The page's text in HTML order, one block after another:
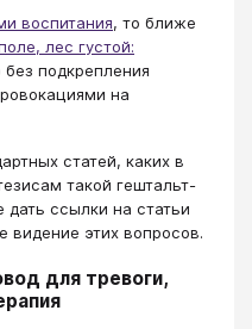
воспитания, то ближе
лес густой:
без подкрепления
на
статей, каких в
такой гештальт-
ссылки на статьи
видение этих вопросов.
для тревоги,